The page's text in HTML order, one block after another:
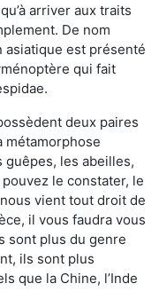
arriver aux traits
De nom
est présenté
qui fait
deux paires
métamorphose
les abeilles,
le constater, le
vient tout droit de
il vous faudra vous
sont plus du genre
ils sont plus
que la Chine, l’Inde